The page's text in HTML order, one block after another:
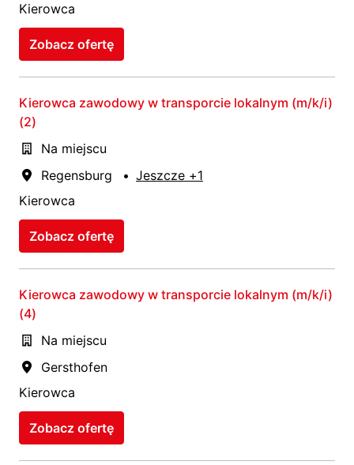
Kierowca
Zobacz ofertę
Kierowca zawodowy w transporcie lokalnym (m/k/i)
(2)
Na miejscu
Regensburg
• Jeszcze +1
Kierowca
Zobacz ofertę
Kierowca zawodowy w transporcie lokalnym (m/k/i)
(4)
Na miejscu
Gersthofen
Kierowca
Zobacz ofertę